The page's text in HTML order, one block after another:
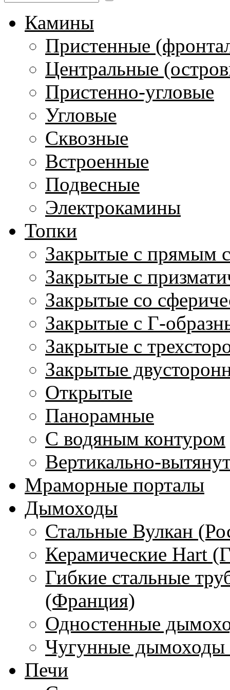
Камины
Пристенные
Центральные
Пристенно-угловые
Угловые
Сквозные
Встроенные
Подвесные
Электрокамины
Топки
Закрытые с прямым
Закрытые с
Закрытые со
Закрытые с Г-
Закрытые с
Закрытые
Открытые
Панорамные
С водяным контуром
Вертикально-
Мраморные порталы
Дымоходы
Стальные Вулкан
Керамические Hart
Гибкие стальные
(Франция)
Одностенные
Чугунные
Печи